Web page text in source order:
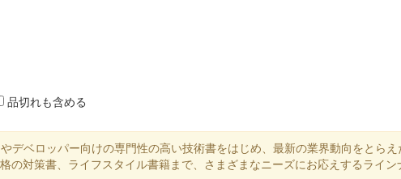
品切れも含める
デベロッパー向けの専門性の高い技術書をはじめ、最新の業界動向をとらえ
の対策書、ライフスタイル書籍まで、さまざまなニーズにお応えするライン